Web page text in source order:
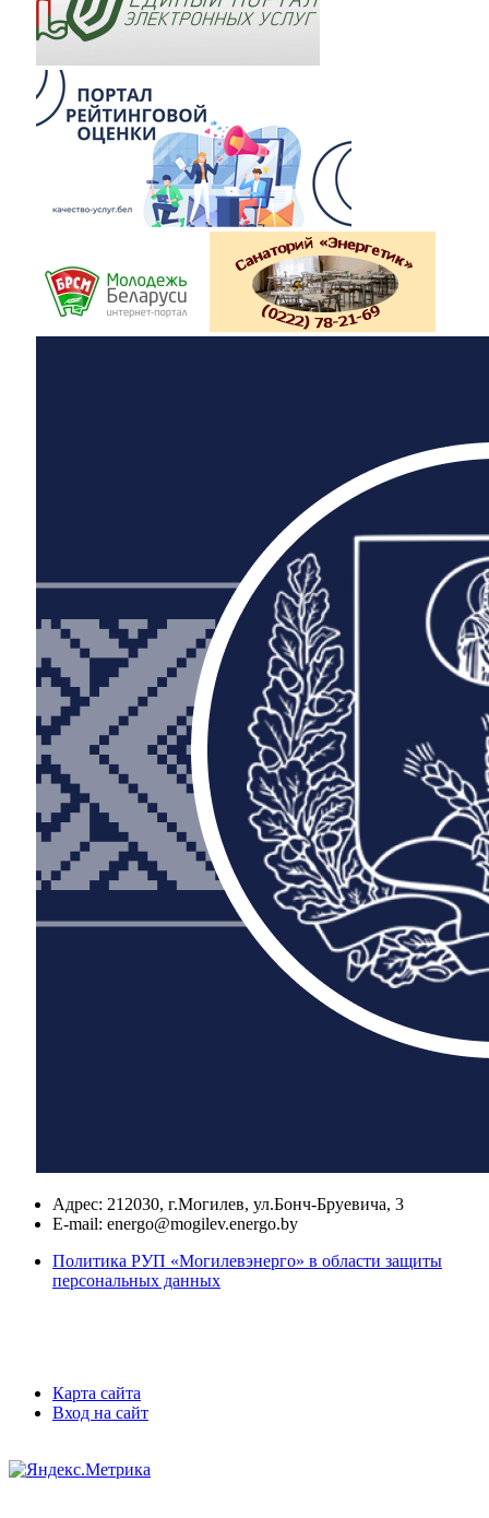
Адрес: 212030, г.Могилев, ул.Бонч-Бруевича, 3
E-mail: energo@mogilev.energo.by
Политика РУП «Могилевэнерго» в области защиты
персональных данных
Карта сайта
Вход на сайт